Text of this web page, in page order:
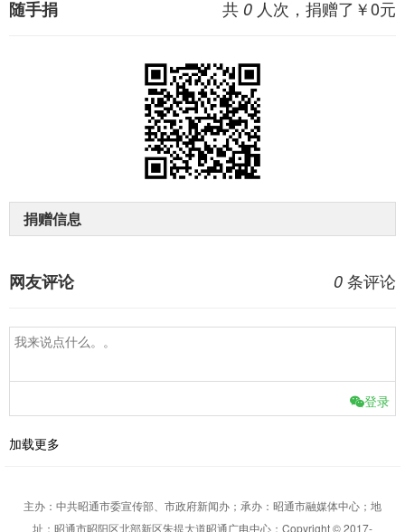
共 0 人次，捐赠了￥0元
随手捐
捐赠信息
0 条评论
网友评论
登录
加载更多
主办：中共昭通市委宣传部、市政府新闻办；承办：昭通市融媒体中心；地
址：昭通市昭阳区北部新区朱提大道昭通广电中心；Copyright © 2017-